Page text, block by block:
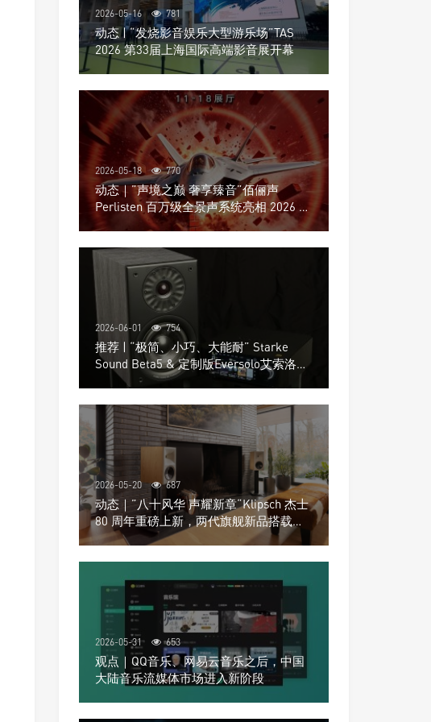
2026-05-16 781
动态 | “发烧影音娱乐大型游乐场”TAS
2026 第33届上海国际高端影音展开幕
2026-05-18 770
动态｜”声境之巅 奢享臻音”佰俪声
Perlisten 百万级全景声系统亮相 2026 北
京国际音响展
2026-06-01 754
推荐 | “极简、小巧、大能耐” Starke
Sound Beta5 & 定制版Eversolo艾索洛
Play音响组合
2026-05-20 687
动态｜”八十风华 声耀新章“Klipsch 杰士
80 周年重磅上新，两代旗舰新品搭载硬
核配置音质再升级
2026-05-31 653
观点｜QQ音乐、网易云音乐之后，中国
大陆音乐流媒体市场进入新阶段